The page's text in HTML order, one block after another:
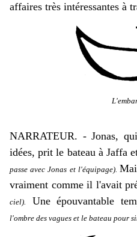
affaires très intéressantes à
NARRATEUR. - Jonas,
idées, prit le bateau à Jaffa
passe avec Jonas et l'équipage).
vraiment comme il l'avait
ciel).
Une épouvantable
l'ombre des vagues et le bateau pour